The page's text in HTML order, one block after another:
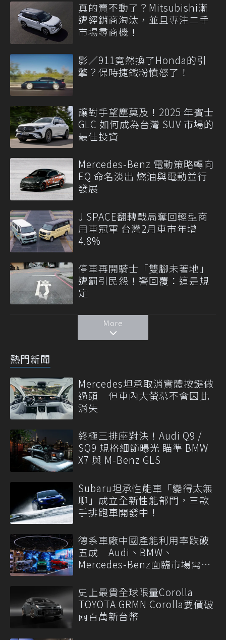
真的賣不動了？Mitsubishi漸
遭經銷商淘汰，並且專注二手
市場尋商機！
影／911竟然換了Honda的引
擎？保時捷鐵粉憤怒了！
讓對手望塵莫及！2025 年賓士
GLC 如何成為台灣 SUV 市場的
最佳投資
Mercedes-Benz 電動策略轉向
EQ 命名淡出 燃油與電動並行
發展
J SPACE翻轉戰局奪回輕型商
用車冠軍 台灣2月車市年增
4.8%
停車再開騎士「雙腳未著地」
遭罰引民怨！警回覆：這是規
定
More
熱門新聞
Mercedes坦承取消實體按鍵做
過頭 但車內大螢幕不會因此
消失
終極三排座對決！Audi Q9 /
SQ9 規格細節曝光 瞄準 BMW
X7 與 M-Benz GLS
Subaru坦承性能車「變得太無
聊」成立全新性能部門，三款
手排跑車開發中！
德系車廠中國產能利用率跌破
五成 Audi、BMW、
Mercedes-Benz面臨市場需求
史上最貴全球限量Corolla
TOYOTA GRMN Corolla要價破
兩百萬新台幣